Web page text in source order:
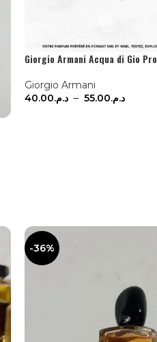
Giorgio Armani Acqua di Gio
Giorgio Armani
د.م.40.00 – د.م.55.00
-36%